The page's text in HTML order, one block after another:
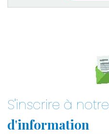
S'inscrire à notre
d'information